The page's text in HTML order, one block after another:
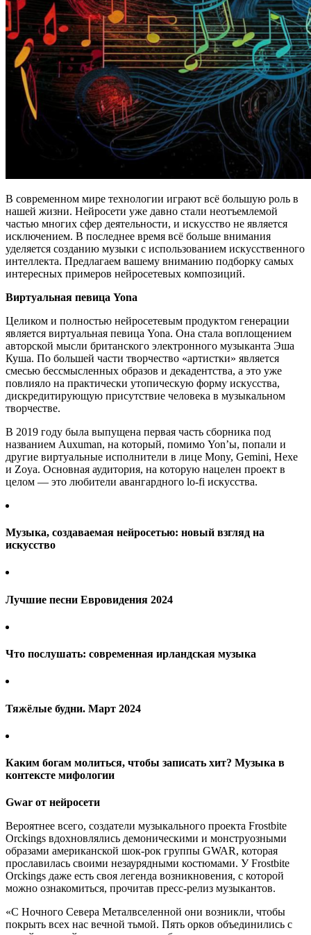
В современном мире технологии играют всё большую роль в
нашей жизни. Нейросети уже давно стали неотъемлемой
частью многих сфер деятельности, и искусство не является
исключением. В последнее время всё больше внимания
уделяется созданию музыки с использованием искусственного
интеллекта. Предлагаем вашему вниманию подборку самых
интересных примеров нейросетевых композиций.
Виртуальная певица Yona
Целиком и полностью нейросетевым продуктом генерации
является виртуальная певица Yona. Она стала воплощением
авторской мысли британского электронного музыканта Эша
Куша. По большей части творчество «артистки» является
смесью бессмысленных образов и декадентства, а это уже
повлияло на практически утопическую форму искусства,
дискредитирующую присутствие человека в музыкальном
творчестве.
В 2019 году была выпущена первая часть сборника под
названием Auxuman, на который, помимо Yon’ы, попали и
другие виртуальные исполнители в лице Mony, Gemini, Hexe
и Zoya. Основная аудитория, на которую нацелен проект в
целом — это любители авангардного lo-fi искусства.
Музыка, создаваемая нейросетью: новый взгляд на
искусство
Лучшие песни Евровидения 2024
Что послушать: современная ирландская музыка
Тяжёлые будни. Март 2024
Каким богам молиться, чтобы записать хит? Музыка в
контексте мифологии
Gwar от нейросети
Вероятнее всего, создатели музыкального проекта Frostbite
Orckings вдохновлялись демоническими и монструозными
образами американской шок-рок группы GWAR, которая
прославилась своими незаурядными костюмами. У Frostbite
Orckings даже есть своя легенда возникновения, с которой
можно ознакомиться, прочитав пресс-релиз музыкантов.
«С Ночного Севера Металвселенной они возникли, чтобы
покрыть всех нас вечной тьмой. Пять орков объединились с